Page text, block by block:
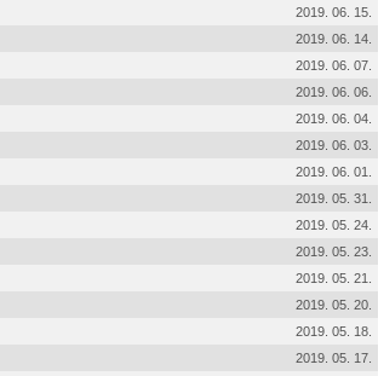
2019. 06. 15.
2019. 06. 14.
2019. 06. 07.
2019. 06. 06.
2019. 06. 04.
2019. 06. 03.
2019. 06. 01.
2019. 05. 31.
2019. 05. 24.
2019. 05. 23.
2019. 05. 21.
2019. 05. 20.
2019. 05. 18.
2019. 05. 17.